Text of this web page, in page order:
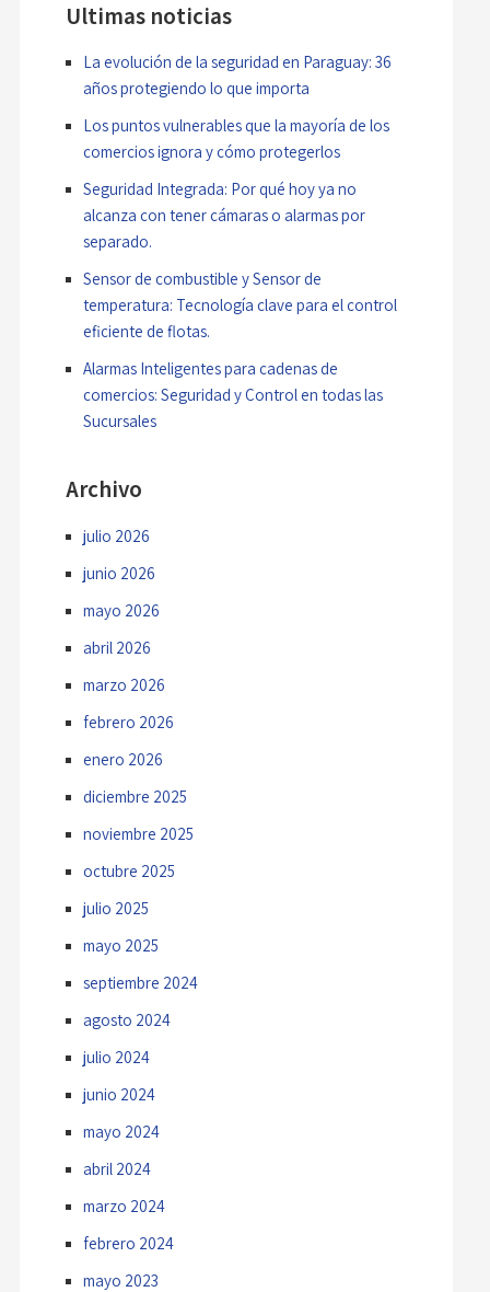
Ultimas noticias
La evolución de la seguridad en Paraguay: 36
años protegiendo lo que importa
Los puntos vulnerables que la mayoría de los
comercios ignora y cómo protegerlos
Seguridad Integrada: Por qué hoy ya no
alcanza con tener cámaras o alarmas por
separado.
Sensor de combustible y Sensor de
temperatura: Tecnología clave para el control
eficiente de flotas.
Alarmas Inteligentes para cadenas de
comercios: Seguridad y Control en todas las
Sucursales
Archivo
julio 2026
junio 2026
mayo 2026
abril 2026
marzo 2026
febrero 2026
enero 2026
diciembre 2025
noviembre 2025
octubre 2025
julio 2025
mayo 2025
septiembre 2024
agosto 2024
julio 2024
junio 2024
mayo 2024
abril 2024
marzo 2024
febrero 2024
mayo 2023